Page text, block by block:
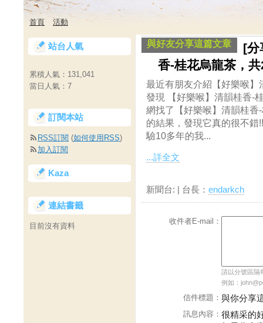
首頁 活動
與好友分享這篇文章
[分
香-桂花烏龍茶，
最近有朋友介紹【好樂喉
發現 【好樂喉】清韻桂香-
網找了【好樂喉】清韻桂
的結果，發現它真的很不
驗10多年的我...
...詳全文
新聞台: | 台長： endarkch
收件者E-mail：
請以分號區隔
例如：
信件標題： 與你分享
訊息內容： 很精采的
站台人氣
累積人氣： 131,041
當日人氣： 7
訂閱本站
RSS訂閱 (如何使用RSS)
加入訂閱
Kaza
連結書籤
目前沒有資料